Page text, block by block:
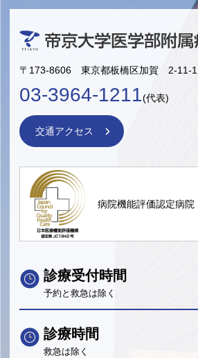
〒173-8606 東京都板橋区加賀 2-11-1
03-3964-1211(代表)
交通アクセス
病院機能評価認定病院
診療受付時間
予約と救急は除く
診療時間
救急は除く